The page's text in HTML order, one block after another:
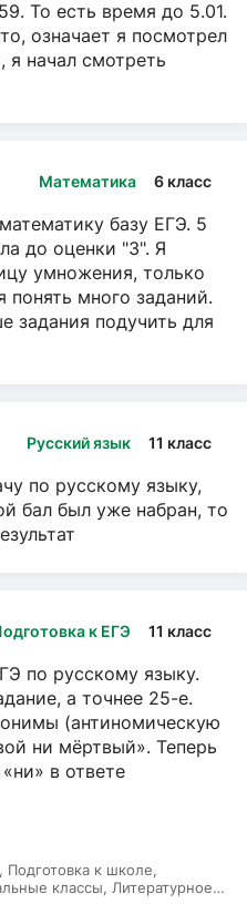
То есть время до 5.01.
означает я посмотрел
я начал смотреть
Математика 6 класс
базу ЕГЭ. 5
до оценки "3". Я
умножения, только
много заданий.
задания подучить для
Русский язык 11 класс
по русскому языку,
бал был уже набран, то
к ЕГЭ 11 класс
по русскому языку.
а точнее 25-е.
(антиномическую
ни мёртвый». Теперь
в ответе
Подготовка к школе,
классы, Литературное